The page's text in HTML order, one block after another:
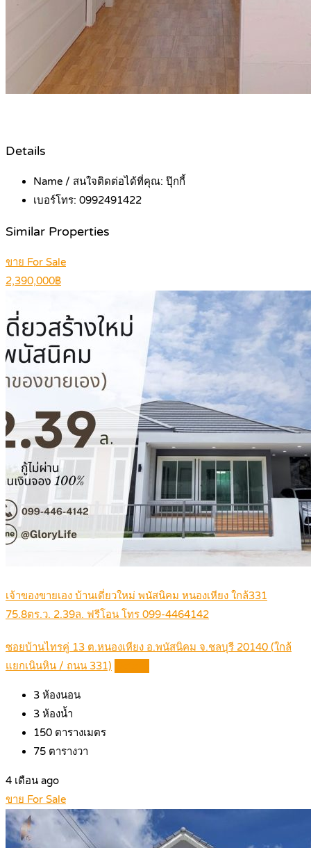
Details
Name / สนใจติดต่อได้ที่คุณ: ปุ๊กกี้
เบอร์โทร: 0992491422
Similar Properties
ขาย For Sale
2,390,000฿
เจ้าของขายเอง บ้านเดี่ยวใหม่ พนัสนิคม หนองเหียง ใกล้331
75.8ตร.ว. 2.39ล. ฟรีโอน โทร 099-4464142
ซอยบ้านไทรคู่ 13 ต.หนองเหียง อ.พนัสนิคม จ.ชลบุรี 20140 (ใกล้
แยกเนินหิน / ถนน 331)
3 ห้องนอน
3 ห้องน้ำ
150 ตารางเมตร
75 ตารางวา
4 เดือน ago
ขาย For Sale